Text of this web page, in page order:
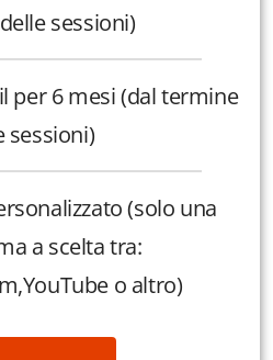
sessioni)
per 6 mesi (dal termine
sessioni)
(solo una
a scelta tra:
o altro)